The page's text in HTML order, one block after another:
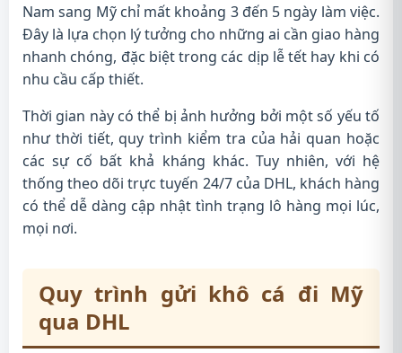
Nam sang Mỹ chỉ mất khoảng 3 đến 5 ngày làm việc.
Đây là lựa chọn lý tưởng cho những ai cần giao hàng
nhanh chóng, đặc biệt trong các dịp lễ tết hay khi có
nhu cầu cấp thiết.
Thời gian này có thể bị ảnh hưởng bởi một số yếu tố
như thời tiết, quy trình kiểm tra của hải quan hoặc
các sự cố bất khả kháng khác. Tuy nhiên, với hệ
thống theo dõi trực tuyến 24/7 của DHL, khách hàng
có thể dễ dàng cập nhật tình trạng lô hàng mọi lúc,
mọi nơi.
Quy trình gửi khô cá đi Mỹ
qua DHL